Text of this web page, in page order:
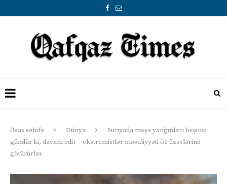
Əsas səhifə Dünya
Suriyada meşə yanğınları beşinci
gündür ki, davam edir – ekstremistlər məsuliyyəti öz üzərlərinə
götürürlər